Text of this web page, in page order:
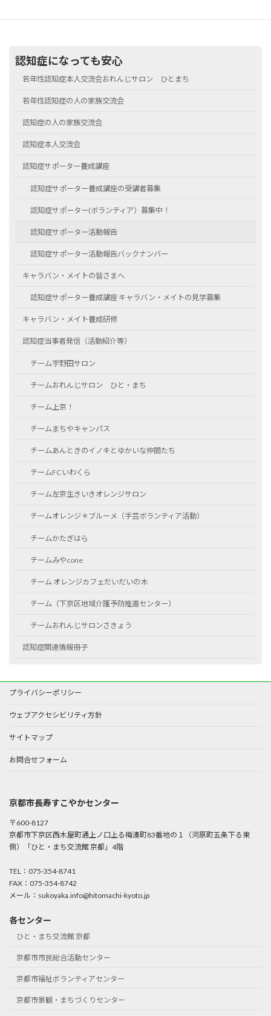
認知症になっても安心
若年性認知症本人交流会おれんじサロン ひとまち
若年性認知症の人の家族交流会
認知症の人の家族交流会
認知症本人交流会
認知症サポーター養成講座
認知症サポーター養成講座の受講者募集
認知症サポーター(ボランティア）募集中！
認知症サポーター活動報告
認知症サポーター活動報告バックナンバー
キャラバン・メイトの皆さまへ
認知症サポーター養成講座 キャラバン・メイトの見学募集
キャラバン・メイト養成研修
認知症当事者発信（活動紹介等）
チーム宇野田サロン
チームおれんじサロン ひと・まち
チーム上京！
チームまちやキャンパス
チームあんときのイノキとゆかいな仲間たち
チームFCいわくら
チーム左京生きいきオレンジサロン
チームオレンジ＊ブルーメ（手芸ボランティア活動）
チームかたぎはら
チームみやcone
チーム オレンジカフェだいだいの木
チーム（下京区地域介護予防推進センター）
チームおれんじサロンさきょう
認知症関連情報冊子
プライバシーポリシー
ウェブアクセシビリティ方針
サイトマップ
お問合せフォーム
京都市長寿すこやかセンター
〒600-8127
京都市下京区西木屋町通上ノ口上る梅湊町83番地の１（河原町五条下る東
側）「ひと・まち交流館 京都」4階
TEL：075-354-8741
FAX：075-354-8742
メール：sukoyaka.info@hitomachi-kyoto.jp
各センター
ひと・まち交流館 京都
京都市市民総合活動センター
京都市福祉ボランティアセンター
京都市景観・まちづくりセンター